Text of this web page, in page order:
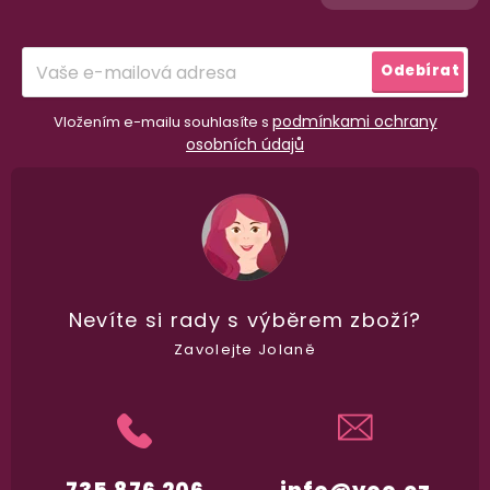
Vložením e-mailu souhlasíte s podmínkami ochrany
osobních údajů
Odebírat
Nevíte si rady s výběrem zboží?
Zavolejte Jolaně